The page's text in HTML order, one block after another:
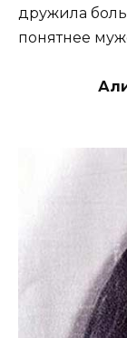
дружила
понятнее